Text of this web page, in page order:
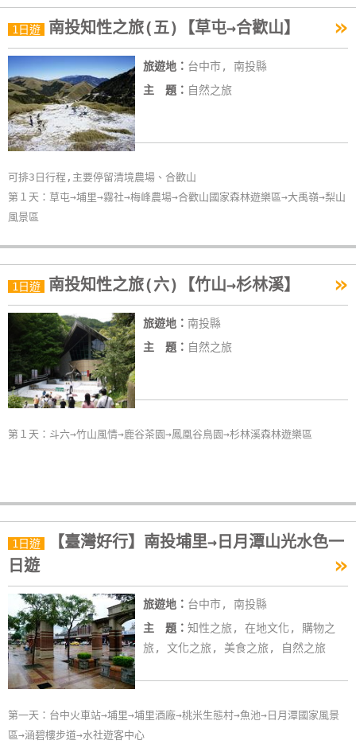
1日遊 南投知性之旅(五)【草屯→合歡山】 »
旅遊地： 台中市, 南投縣
主 題： 自然之旅
可排3日行程,主要停留清境農場、合歡山
第１天：草屯→埔里→霧社→梅峰農場→合歡山國家森林遊樂區→大禹嶺→梨山
風景區
1日遊 南投知性之旅(六)【竹山→杉林溪】 »
旅遊地： 南投縣
主 題： 自然之旅
第１天：斗六→竹山風情→鹿谷茶園→鳳凰谷鳥園→杉林溪森林遊樂區
1日遊
【臺灣好行】南投埔里→日月潭山光水色一
日遊
»
旅遊地： 台中市, 南投縣
主 題： 知性之旅, 在地文化, 購物之
旅, 文化之旅, 美食之旅, 自然之旅
第一天：台中火車站→埔里→埔里酒廠→桃米生態村→魚池→日月潭國家風景
區→涵碧樓步道→水社遊客中心